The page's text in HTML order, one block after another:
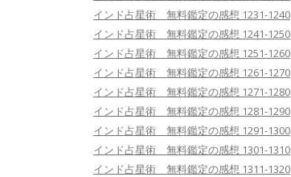
インド占星術 無料鑑定の感想 1231-1240
インド占星術 無料鑑定の感想 1241-1250
インド占星術 無料鑑定の感想 1251-1260
インド占星術 無料鑑定の感想 1261-1270
インド占星術 無料鑑定の感想 1271-1280
インド占星術 無料鑑定の感想 1281-1290
インド占星術 無料鑑定の感想 1291-1300
インド占星術 無料鑑定の感想 1301-1310
インド占星術 無料鑑定の感想 1311-1320